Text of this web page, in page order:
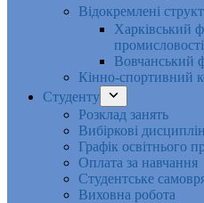
Відокремлені
Харківський
Вовчанський
Кінно-спортивний
Студенту
Розклад занять
Вибіркові
Графік освітнього
Оплата за навчання
Студентське
Виховна робота